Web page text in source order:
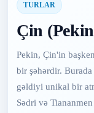
TURLAR
Çin
Pekin, Çin'in
bir şəhərdir.
gəldiyi unikal bir
Sədri və